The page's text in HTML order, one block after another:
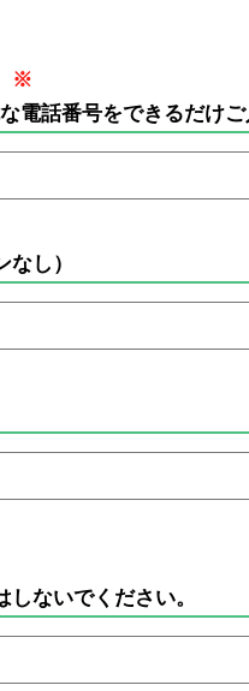
※
電話番号をできるだけご
し）
ないでください。